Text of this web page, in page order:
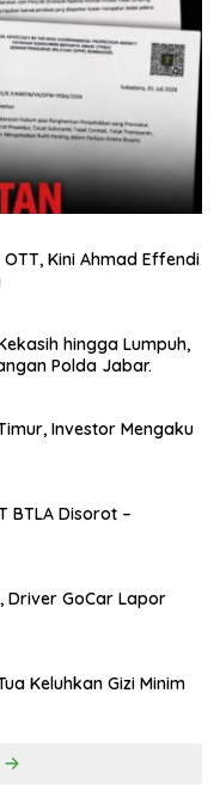
Kini Ahmad Effendi
hingga Lumpuh,
Polda Jabar.
Investor Mengaku
BTLA Disorot –
Driver GoCar Lapor
Keluhkan Gizi Minim